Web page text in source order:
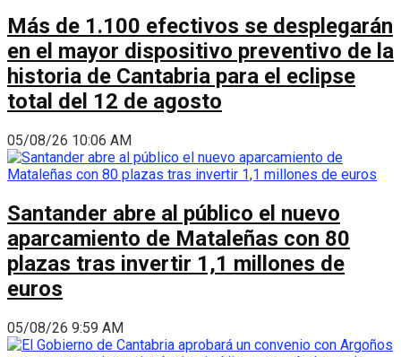
Más de 1.100 efectivos se desplegarán
en el mayor dispositivo preventivo de la
historia de Cantabria para el eclipse
total del 12 de agosto
05/08/26 10:06 AM
Santander abre al público el nuevo
aparcamiento de Mataleñas con 80
plazas tras invertir 1,1 millones de
euros
05/08/26 9:59 AM